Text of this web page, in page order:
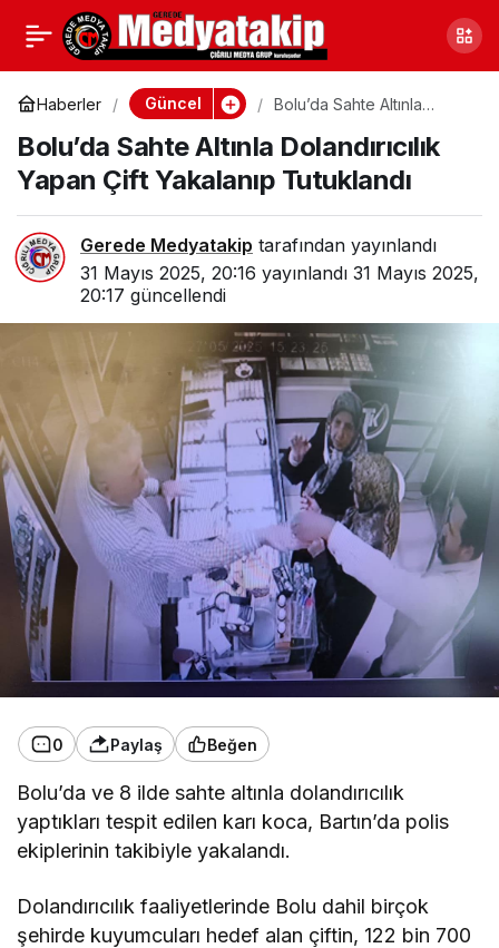
Haberler Güncel
Bolu’da Sahte Altınla
Yakalanıp Tutuklandı
Bolu’da Sahte Altınla Dolandırıcılık
Yapan Çift Yakalanıp Tutuklandı
Gerede Medyatakip tarafından yayınlandı
31 Mayıs 2025, 20:16 yayınlandı 31 Mayıs 2025,
20:17 güncellendi
0 Paylaş Beğen
Bolu’da ve 8 ilde sahte altınla dolandırıcılık
yaptıkları tespit edilen karı koca, Bartın’da polis
ekiplerinin takibiyle yakalandı.
Dolandırıcılık faaliyetlerinde Bolu dahil birçok
şehirde kuyumcuları hedef alan çiftin, 122 bin 700
Bolu’da Dünya Çevre
Günü Coşkusu
Paylaş